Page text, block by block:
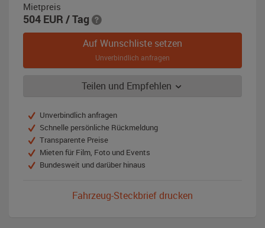
/
schwarz
Mietpreis
504 EUR / Tag
Auf Wunschliste setzen
Unverbindlich anfragen
Teilen und Empfehlen
Unverbindlich anfragen
Schnelle persönliche Rückmeldung
Transparente Preise
Mieten für Film, Foto und Events
Bundesweit und darüber hinaus
Fahrzeug-Steckbrief drucken